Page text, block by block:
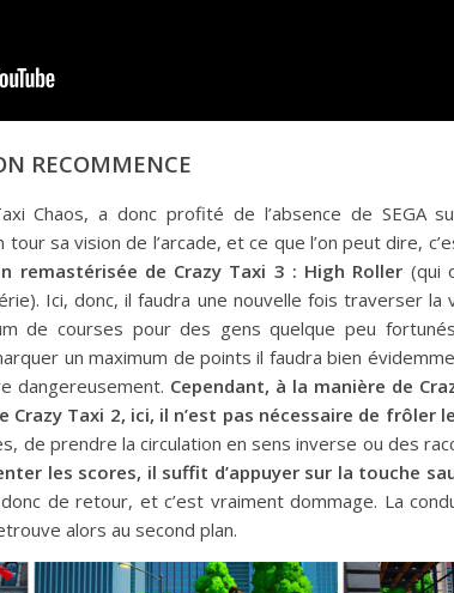
RECOMMENCE
Chaos, a donc profité de l’absence de SEGA
sa vision de l’arcade, et ce que l’on peut dire,
remastérisée de Crazy Taxi 3 : High Roller (qui
Ici, donc, il faudra une nouvelle fois traverser la
de courses pour des gens quelque peu
un maximum de points il faudra bien
dangereusement. Cependant, à la manière de
Crazy Taxi 2, ici, il n’est pas nécessaire de frôler
de prendre la circulation en sens inverse ou des
les scores, il suffit d’appuyer sur la touche
de retour, et c’est vraiment dommage. La
alors au second plan.